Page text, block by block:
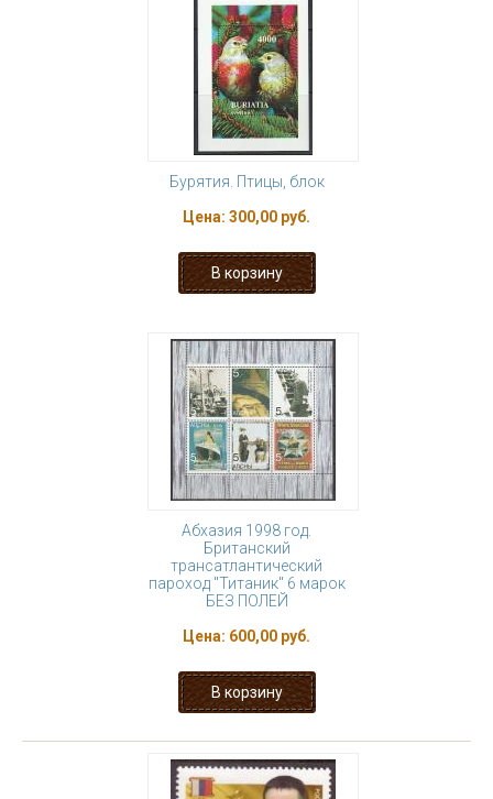
Бурятия. Птицы, блок
Цена: 300,00 руб.
Абхазия 1998 год.
Британский
трансатлантический
пароход "Титаник" 6 марок
БЕЗ ПОЛЕЙ
Цена: 600,00 руб.